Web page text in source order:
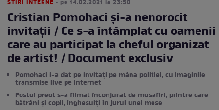
STIRI INTERNE • pe 14.02.2021 la 23:50
Cristian Pomohaci și-a nenorocit
invitații / Ce s-a întâmplat cu oamenii
care au participat la cheful organizat
de artist! / Document exclusiv
Pomohaci i-a dat pe invitați pe mâna poliției, cu imaginile
transmise live pe internet
Fostul preot s-a filmat înconjurat de musafiri, printre care
bătrâni și copii, înghesuiți în jurul unei mese